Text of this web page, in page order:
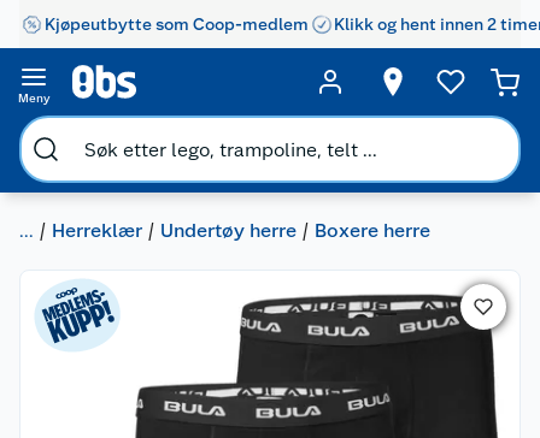
Kjøpeutbytte som Coop-medlem Klikk og hent innen 2
Meny
... Herreklær Undertøy herre Boxere herre